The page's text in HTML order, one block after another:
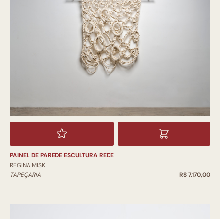
PAINEL DE PAREDE ESCULTURA REDE
REGINA MISK
TAPEÇARIA
R$ 7.170,00